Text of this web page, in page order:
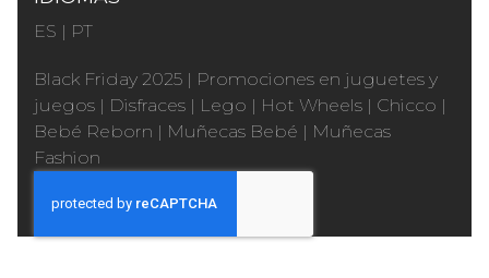
ES | PT
Black Friday 2025 | Promociones en juguetes y
juegos | Disfraces | Lego | Hot Wheels | Chicco |
Bebé Reborn | Muñecas Bebé | Muñecas
Fashion